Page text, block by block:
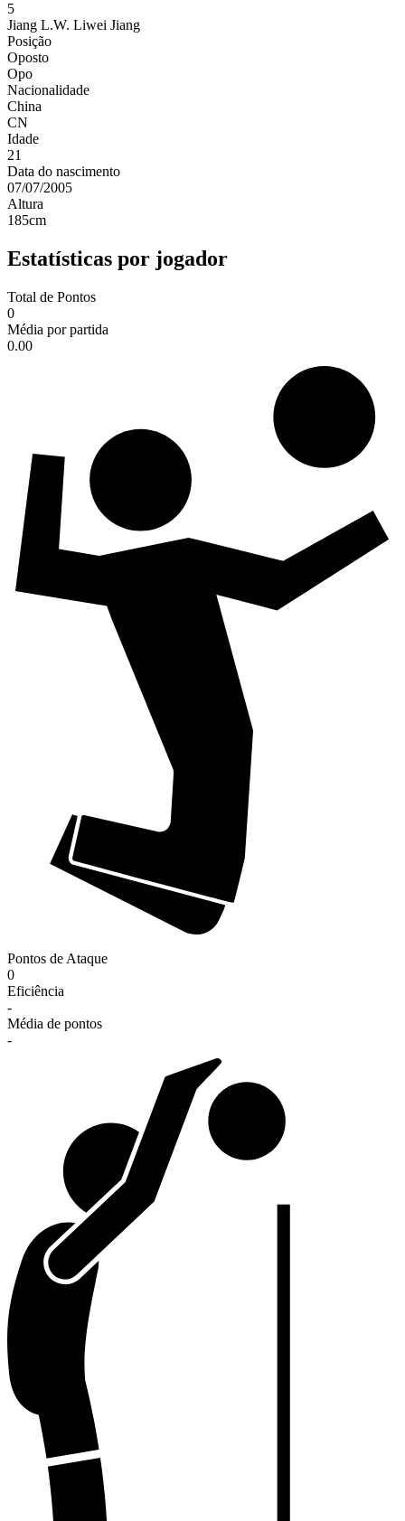
5
Jiang L.W. Liwei Jiang
Posição
Oposto
Opo
Nacionalidade
China
CN
Idade
21
Data do nascimento
07/07/2005
Altura
185cm
Estatísticas por jogador
Total de Pontos
0
Média por partida
0.00
Pontos de Ataque
0
Eficiência
-
Média de pontos
-